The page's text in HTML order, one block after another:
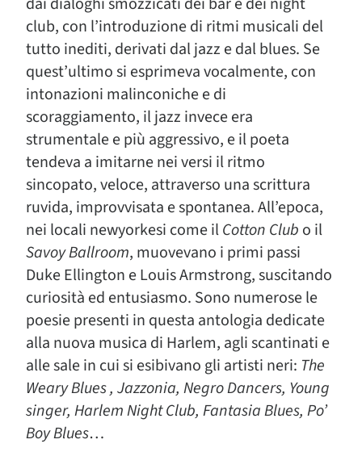
club, con l’introduzione di ritmi musicali del
tutto inediti, derivati dal jazz e dal blues. Se
quest’ultimo si esprimeva vocalmente, con
intonazioni malinconiche e di
scoraggiamento, il jazz invece era
strumentale e più aggressivo, e il poeta
tendeva a imitarne nei versi il ritmo
sincopato, veloce, attraverso una scrittura
ruvida, improvvisata e spontanea. All’epoca,
nei locali newyorkesi come ilCotton Club o il
Savoy Ballroom, muovevano i primi passi
Duke Ellington e Louis Armstrong, suscitando
curiosità ed entusiasmo. Sono numerose le
poesie presenti in questa antologia dedicate
alla nuova musica di Harlem, agli scantinati e
alle sale in cui si esibivano gli artisti neri: The
Weary Blues , Jazzonia, Negro Dancers, Young
singer, Harlem Night Club, Fantasia Blues, Po’
Boy Blues…